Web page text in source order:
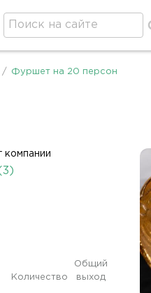
/ Фуршет на 20 персон
компании
Количество
Общий
выход